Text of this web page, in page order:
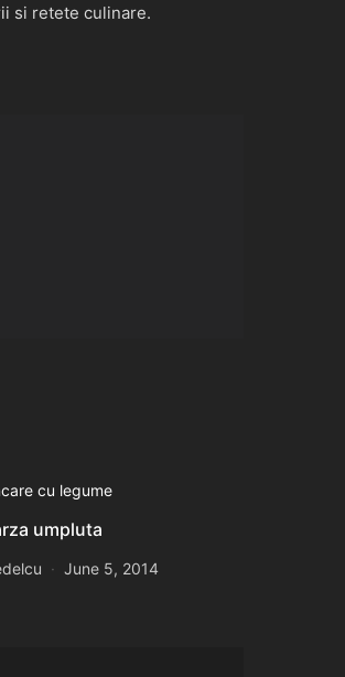
si retete culinare.
cu legume
umpluta
June 5, 2014